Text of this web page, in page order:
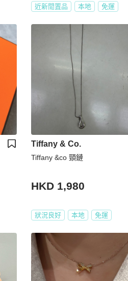
近新閒置品 本地 免運
Tiffany & Co.
Tiffany &co 頸鏈
HKD 1,980
狀況良好 本地 免運